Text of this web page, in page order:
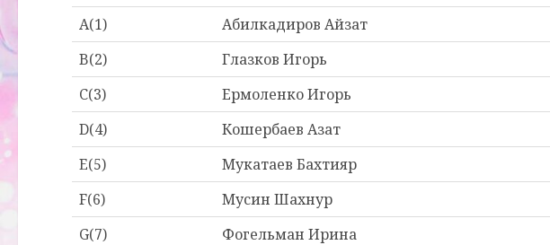
A(1)
Абилкадиров Айзат
B(2)
Глазков Игорь
C(3)
Ермоленко Игорь
D(4)
Кошербаев Азат
E(5)
Мукатаев Бахтияр
F(6)
Мусин Шахнур
G(7)
Фогельман Ирина